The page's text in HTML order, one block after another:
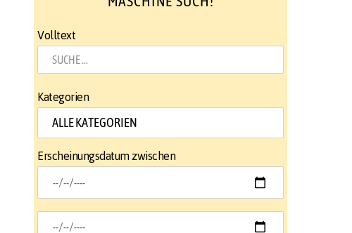
Volltext
Kategorien
Erscheinungsdatum zwischen